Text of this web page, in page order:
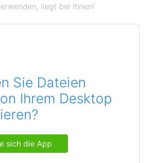
liegt bei Ihnen!
Sie Dateien
Ihrem Desktop
sich die App